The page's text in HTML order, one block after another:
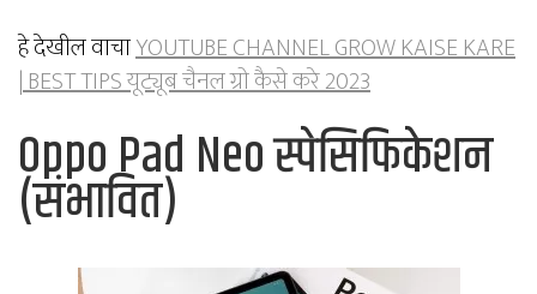
हे देखील वाचाYOUTUBE CHANNEL GROW KAISE KARE
| BEST TIPS यूट्यूब चैनल ग्रो कैसे करे 2023
Oppo Pad Neo स्पेसिफिकेशन
(संभावित)